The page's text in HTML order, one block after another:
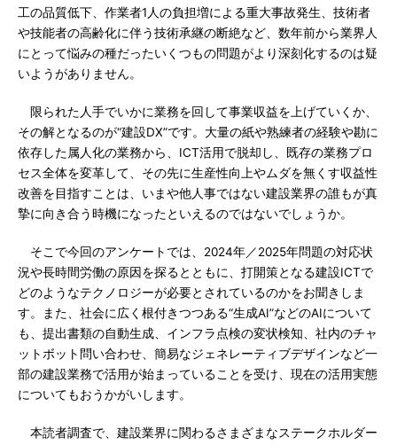
工の品質低下、作業者1人の負担増による重大事故発生、技術者
や技能者の高齢化に伴う技術承継の断絶など、数年前から業界人
にとって悩みの種だったいくつもの問題がより深刻化するのは疑
いようがありません。
限られた人手でいかに業務を回して事業収益を上げていくか、
その解となるのが“建設DX”です。大量の紙や熟練者の経験や勘に
依存した属人化の業務から、ICT活用で脱却し、既存の業務プロ
セス全体を変革して、その先に生産性向上やムダを無くす収益性
改善を目指すことは、いまや他人事ではない建設業界の誰もが真
摯に向き合う時機になったといえるのではないでしょうか。
そこで今回のアンケートでは、2024年／2025年問題の対応状
況や長時間労働の原因を探るとともに、打開策となる建設ICTで
どのようなテクノロジーが必要とされているのかをお聞きしま
す。また、社会に広く根付きつつある“生成AI”などのAIについて
も、提出書類の自動生成、インフラ点検の変状検知、社内のチャ
ットボット問い合わせ、簡易なジェネレーティブデザインなど一
部の建設業務で活用が始まっていることを受け、現在の活用実態
についてもおうかがいします。
本読者調査で、建設業界に関わるさまざまなステークホルダー